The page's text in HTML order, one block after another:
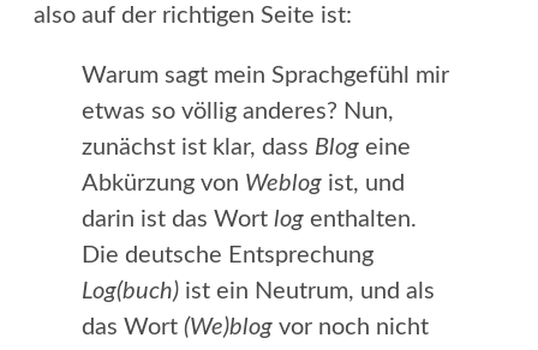
also auf der richtigen Seite ist:
Warum sagt mein Sprachgefühl mir
etwas so völlig anderes? Nun,
zunächst ist klar, dass Blog eine
Abkürzung von Weblog ist, und
darin ist das Wort log enthalten.
Die deutsche Entsprechung
Log(buch) ist ein Neutrum, und als
das Wort (We)blog vor noch nicht